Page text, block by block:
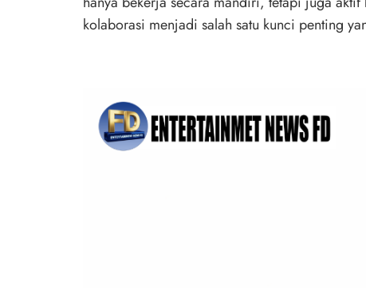
kolaborasi menjadi salah satu kunci penting